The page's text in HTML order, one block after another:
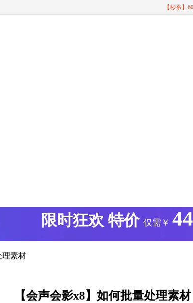
【秒杀】
限时狂欢 特价 仅需￥
理素材
【会声会影x8】如何批量处理素材